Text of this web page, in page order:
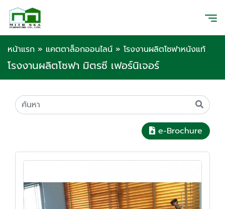
หน้าแรก » แคตตาล็อกออนไลน์ » โรงงานผลิตโซฟาหนังแท้
โรงงานผลิตโซฟา มิตรซี เฟอร์นิเจอร์
e-Brochure